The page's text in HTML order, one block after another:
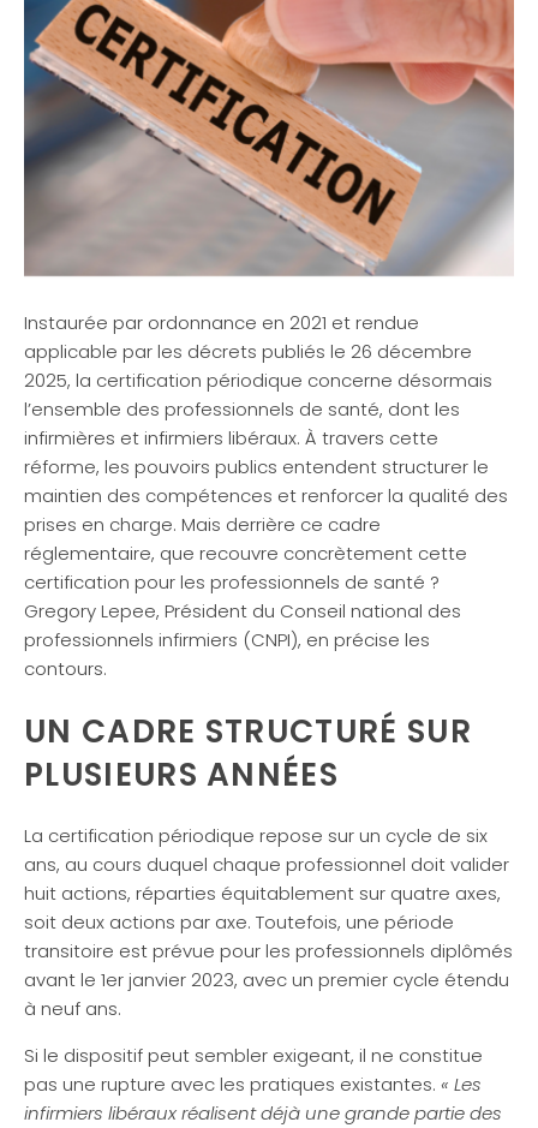
Instaurée par ordonnance en 2021 et rendue
applicable par les décrets publiés le 26 décembre
2025, la certification périodique concerne désormais
l’ensemble des professionnels de santé, dont les
infirmières et infirmiers libéraux. À travers cette
réforme, les pouvoirs publics entendent structurer le
maintien des compétences et renforcer la qualité des
prises en charge. Mais derrière ce cadre
réglementaire, que recouvre concrètement cette
certification pour les professionnels de santé ?
Gregory Lepee, Président du Conseil national des
professionnels infirmiers (CNPI), en précise les
contours.
UN CADRE STRUCTURÉ SUR
PLUSIEURS ANNÉES
La certification périodique repose sur un cycle de six
ans, au cours duquel chaque professionnel doit valider
huit actions, réparties équitablement sur quatre axes,
soit deux actions par axe. Toutefois, une période
transitoire est prévue pour les professionnels diplômés
avant le 1er janvier 2023, avec un premier cycle étendu
à neuf ans.
Si le dispositif peut sembler exigeant, il ne constitue
pas une rupture avec les pratiques existantes. « Les
infirmiers libéraux réalisent déjà une grande partie des